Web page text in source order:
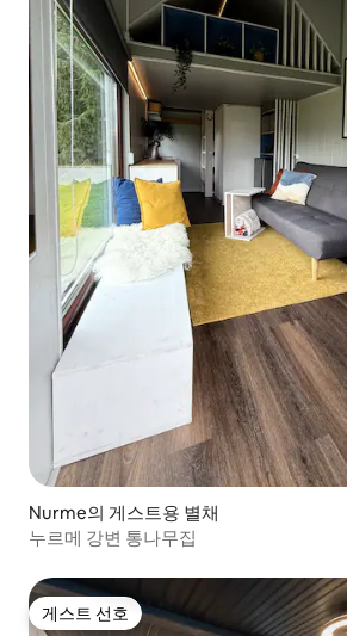
Nurme의 게스트용 별채
누르메 강변 통나무집
게스트 선호
게스트 선호